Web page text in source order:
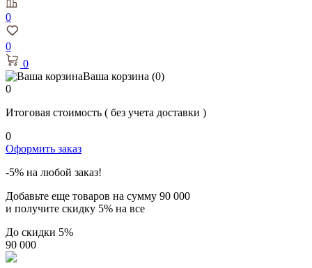
0
0
0
Ваша корзина (0)
0
Итоговая стоимость ( без учета доставки )
0
Оформить заказ
-5% на любой заказ!
Добавьте еще товаров на сумму 90 000
и получите скидку 5% на все
До скидки 5%
90 000